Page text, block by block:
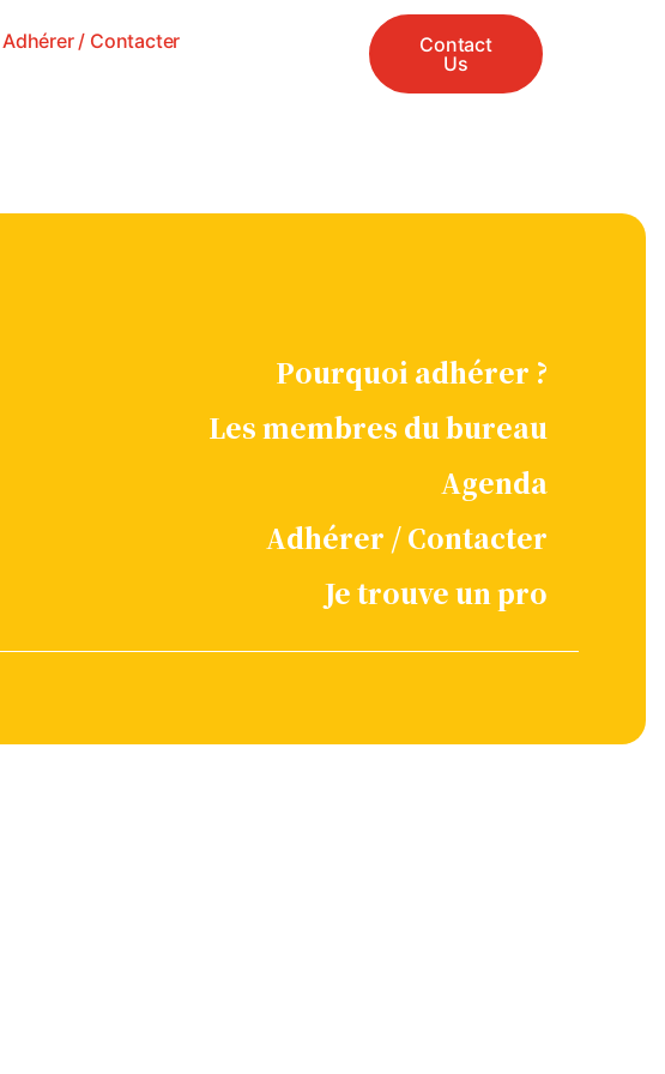
Adhérer / Contacter
Contact
Us
Pourquoi adhérer ?
Les membres du bureau
Agenda
Adhérer / Contacter
Je trouve un pro